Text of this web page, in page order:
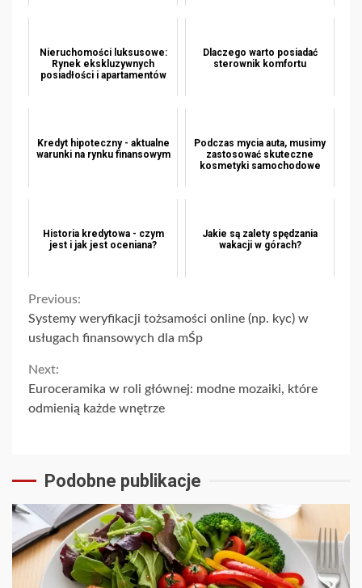
Nieruchomości luksusowe:
Rynek ekskluzywnych
posiadłości i apartamentów
Dlaczego warto posiadać
sterownik komfortu
Kredyt hipoteczny - aktualne
warunki na rynku finansowym
Podczas mycia auta, musimy
zastosować skuteczne
kosmetyki samochodowe
Historia kredytowa - czym
jest i jak jest oceniana?
Jakie są zalety spędzania
wakacji w górach?
Continue
Reading
Previous:
Systemy weryfikacji tożsamości online (np. kyc) w
usługach finansowych dla mŚp
Next:
Euroceramika w roli głównej: modne mozaiki, które
odmienią każde wnętrze
Podobne publikacje